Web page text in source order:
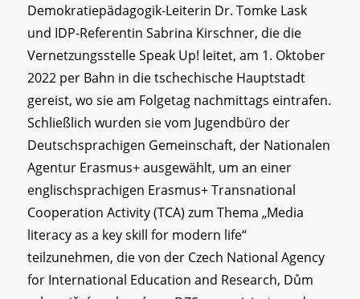
Demokratiepädagogik-Leiterin Dr. Tomke Lask
und IDP-Referentin Sabrina Kirschner, die die
Vernetzungsstelle Speak Up! leitet, am 1. Oktober
2022 per Bahn in die tschechische Hauptstadt
gereist, wo sie am Folgetag nachmittags eintrafen.
Schließlich wurden sie vom Jugendbüro der
Deutschsprachigen Gemeinschaft, der Nationalen
Agentur Erasmus+ ausgewählt, um an einer
englischsprachigen Erasmus+ Transnational
Cooperation Activity (TCA) zum Thema „Media
literacy as a key skill for modern life“
teilzunehmen, die von der Czech National Agency
for International Education and Research, Dům